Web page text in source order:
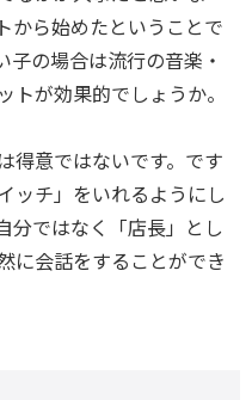
から始めたということで
子の場合は流行の音楽・
が効果的でしょうか。
得意ではないです。です
ッチ」をいれるようにし
分ではなく「店長」とし
に会話をすることができ